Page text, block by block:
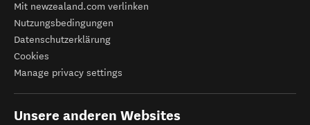
Mit newzealand.com verlinken
Nutzungsbedingungen
Datenschutzerklärung
Cookies
Manage privacy settings
Unsere anderen Websites